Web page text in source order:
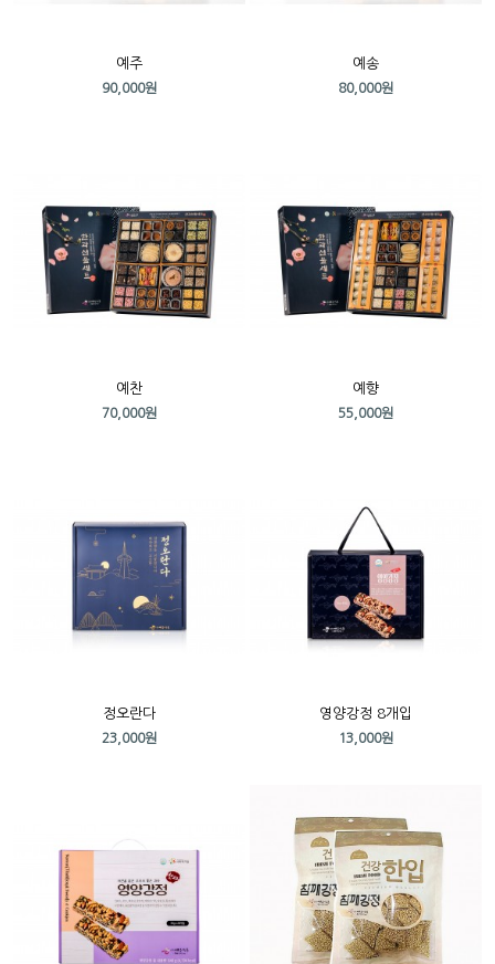
예주
90,000원
예송
80,000원
예찬
70,000원
예향
55,000원
정오란다
23,000원
영양강정 8개입
13,000원